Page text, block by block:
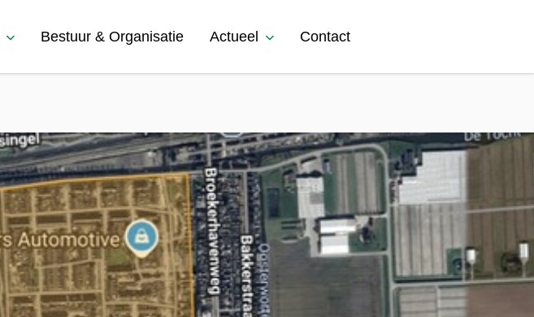
Bestuur & Organisatie Actueel Contact